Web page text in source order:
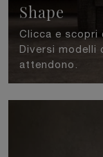
Shape
Clicca e scopri
Diversi modelli
attendono.